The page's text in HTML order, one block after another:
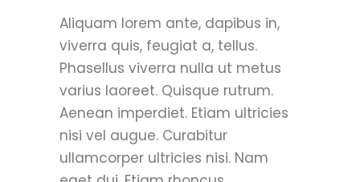
Aliquam lorem ante, dapibus in,
viverra quis, feugiat a, tellus.
Phasellus viverra nulla ut metus
varius laoreet. Quisque rutrum.
Aenean imperdiet. Etiam ultricies
nisi vel augue. Curabitur
ullamcorper ultricies nisi. Nam